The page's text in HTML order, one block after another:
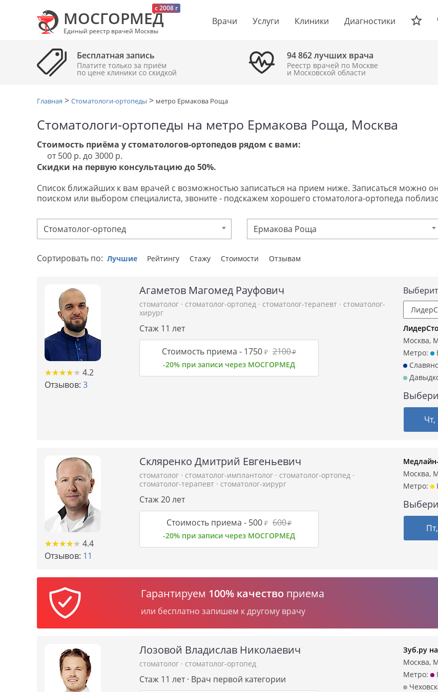
c 2008 г
МОСГОРМЕД
Единый реестр врачей Москвы
Врачи Услуги Клиники Диагностики
Бесплатная запись
Платите только за приём
по цене клиники cо скидкой
94 862 лучших врача
Реестр врачей по Москве
и Московской области
Главная > Стоматологи-ортопеды > метро Ермакова Роща
Стоматологи-ортопеды на метро Ермакова Роща, Москва
Стоимость приёма у стоматологов-ортопедов рядом с вами:
от 500 р. до 3000 р.
Скидки на первую консультацию до 50%.
Список ближайших к вам врачей с возможностью записаться на прием ниже. Записаться можно
поиском или выбором специалиста, звоните - подскажем хорошего стоматолога-ортопеда
Стоматолог-ортопед Ермакова Роща
Сортировать по: Лучшие Рейтингу Стажу Стоимости Отзывам
★★★★★
★★★★★ 4.2
Отзывов: 3
Агаметов Магомед Рауфович
стоматолог · стоматолог-ортопед · стоматолог-терапевт · стоматолог-
хирург
Стаж 11 лет
Стоимость приема - 1750 ₽ 2100₽
-20% при записи через МОСГОРМЕД
Москва,
Метро:
Чт,
★★★★★
★★★★★ 4.4
Отзывов: 11
Скляренко Дмитрий Евгеньевич
стоматолог · стоматолог-имплантолог · стоматолог-ортопед ·
стоматолог-терапевт · стоматолог-хирург
Стаж 20 лет
Стоимость приема - 500 ₽ 600₽
-20% при записи через МОСГОРМЕД
Москва,
Метро:
Гарантируем 100% качество приема
или бесплатно запишем к другому врачу
Лозовой Владислав Николаевич
стоматолог · стоматолог-ортопед
Стаж 11 лет · Врач первой категории
Зуб.ру
Москва,
Метро: